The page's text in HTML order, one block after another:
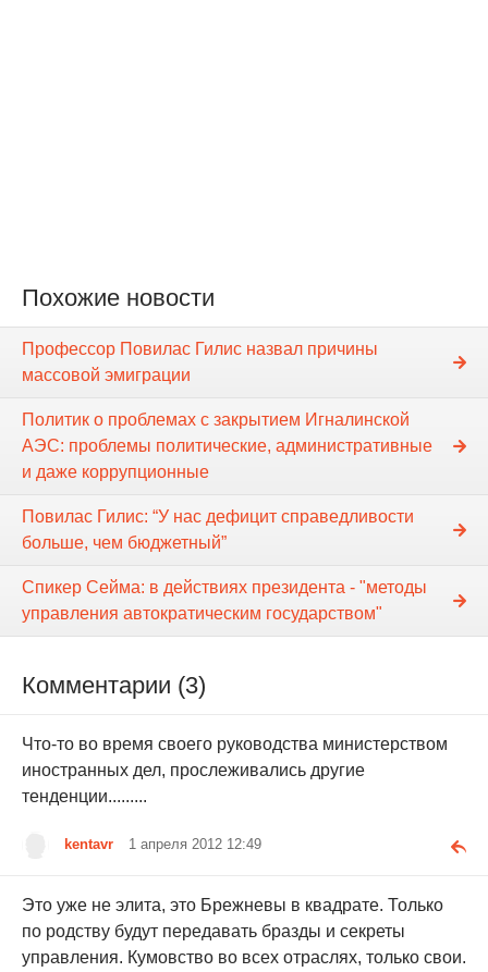
Похожие новости
Профессор Повилас Гилис назвал причины
массовой эмиграции
Политик о проблемах с закрытием Игналинской
АЭС: проблемы политические, административные
и даже коррупционные
Повилас Гилис: “У нас дефицит справедливости
больше, чем бюджетный”
Спикер Сейма: в действиях президента - "методы
управления автократическим государством"
Комментарии (3)
Что-то во время своего руководства министерством
иностранных дел, прослеживались другие
тенденции.........
kentavr 1 апреля 2012 12:49
Это уже не элита, это Брежневы в квадрате. Только
по родству будут передавать бразды и секреты
управления. Кумовство во всех отраслях, только свои.